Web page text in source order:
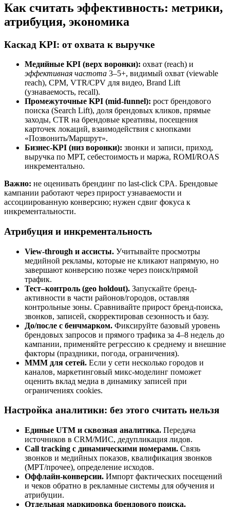
Как считать эффективность: метрики,
атрибуция, экономика
Каскад KPI: от охвата к выручке
Медийные KPI (верх воронки): охват (reach) и
эффективная частота 3–5+, видимый охват (viewable
reach), CPM, VTR/CPV для видео, Brand Lift
(узнаваемость, recall).
Промежуточные KPI (mid-funnel): рост брендового
поиска (Search Lift), доля брендовых кликов, прямые
заходы, CTR на брендовые креативы, посещения
карточек локаций, взаимодействия с кнопками
«Позвонить/Маршрут».
Бизнес-KPI (низ воронки): звонки и записи, приход,
выручка по МРТ, себестоимость и маржа, ROMI/ROAS
инкрементально.
Важно: не оценивать брендинг по last-click CPA. Брендовые
кампании работают через прирост узнаваемости и
ассоциированную конверсию; нужен сдвиг фокуса к
инкрементальности.
Атрибуция и инкрементальность
View-through и ассисты. Учитывайте просмотры
медийной рекламы, которые не кликают напрямую, но
завершают конверсию позже через поиск/прямой
трафик.
Тест–контроль (geo holdout). Запускайте бренд-
активности в части районов/городов, оставляя
контрольные зоны. Сравнивайте прирост бренд-поиска,
звонков, записей, скорректировав сезонность и базу.
До/после с бенчмарком. Фиксируйте базовый уровень
брендовых запросов и прямого трафика за 4–8 недель до
кампании, применяйте регрессию к среднему и внешние
факторы (праздники, погода, ограничения).
MMM для сетей. Если у сети несколько городов и
каналов, маркетинговый микс-моделинг поможет
оценить вклад медиа в динамику записей при
ограничениях cookies.
Настройка аналитики: без этого считать нельзя
Единые UTM и сквозная аналитика. Передача
источников в CRM/МИС, дедупликация лидов.
Call tracking с динамическими номерами. Связь
звонков и медийных показов, квалификация звонков
(МРТ/прочее), определение исходов.
Оффлайн-конверсии. Импорт фактических посещений
и чеков обратно в рекламные системы для обучения и
атрибуции.
Отдельная маркировка брендового поиска.